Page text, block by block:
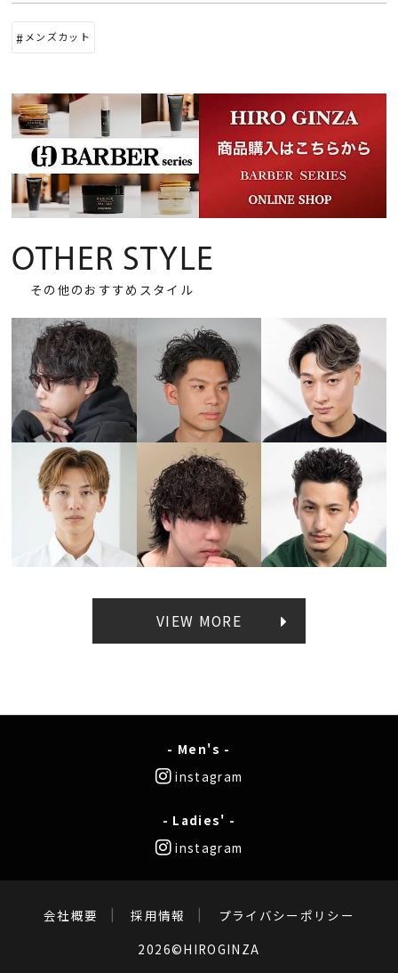
メンズカット
OTHER STYLE
その他のおすすめスタイル
VIEW MORE
- Men's -
instagram
- Ladies' -
instagram
会社概要 採用情報
プライバシーポリシー
2026©HIROGINZA